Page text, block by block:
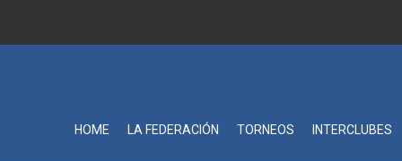
HOME LA FEDERACIÓN TORNEOS INTERCLUBES